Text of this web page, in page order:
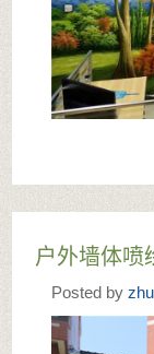
户外墙体喷
Posted by